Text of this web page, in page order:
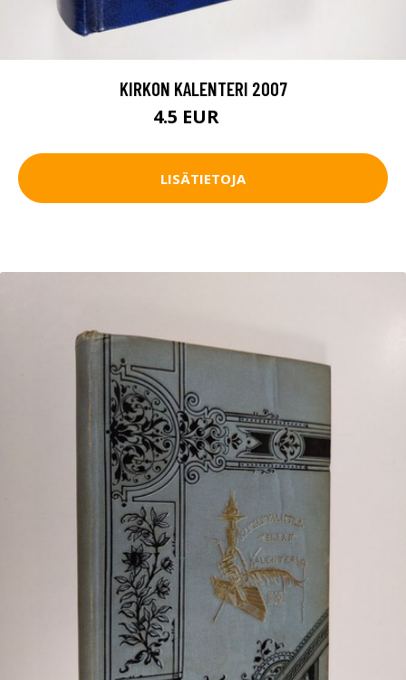
KIRKON KALENTERI 2007
4.5 EUR
LISÄTIETOJA